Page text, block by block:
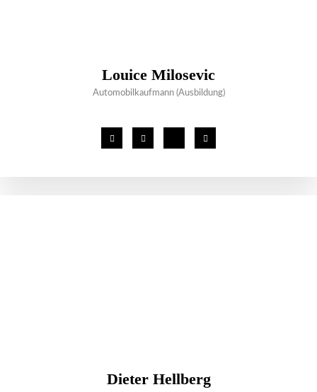
Louice Milosevic
Automobilkaufmann (Ausbildung)
Dieter Hellberg